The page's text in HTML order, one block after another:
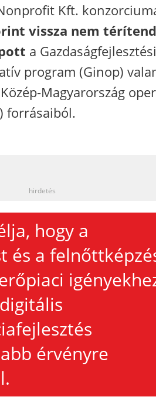
Kft.
vissza nem
a
program (Ginop)
Magyarország
forrásaiból.
hirdetés
hogy a
és a
érvényre